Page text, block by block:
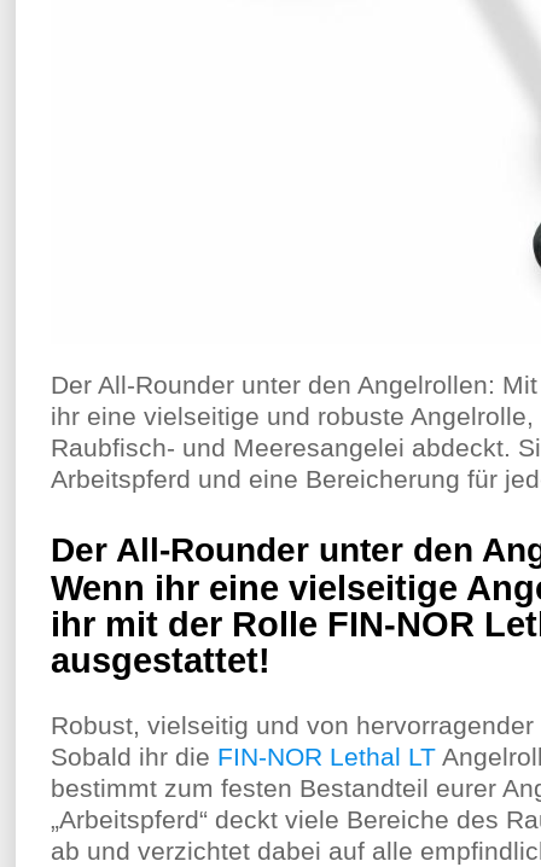
Der All-Rounder unter den Angelrollen:
ihr eine vielseitige und robuste
Raubfisch- und Meeresangelei abdeckt.
Arbeitspferd und eine Bereicherung für
Der All-Rounder unter den
Wenn ihr eine vielseitige
ihr mit der Rolle FIN-NOR
ausgestattet!
Robust, vielseitig und von
Sobald ihr die FIN-NOR Lethal LT
bestimmt zum festen Bestandteil eurer
„Arbeitspferd“ deckt viele Bereiche des
ab und verzichtet dabei auf alle